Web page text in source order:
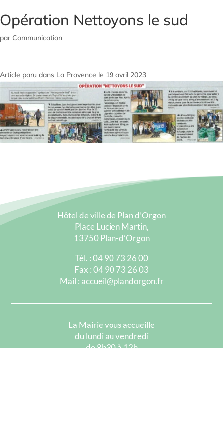
Opération Nettoyons le sud
par Communication
Article paru dans La Provence le 19 avril 2023
Hôtel de ville de Plan d’Orgon
Place Lucien Martin,
13750 Plan-d’Orgon
Tél. : 04 90 73 26 00
Fax : 04 90 73 26 03
Mail : accueil@plandorgon.fr
La Mairie vous accueille
du lundi au vendredi
de 8h30 à 12h